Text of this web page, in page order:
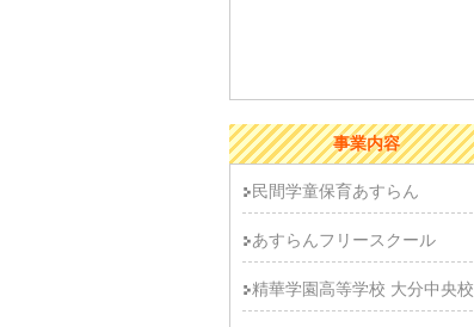
事業内容
民間学童保育あすらん
あすらんフリースクール
精華学園高等学校 大分中央校